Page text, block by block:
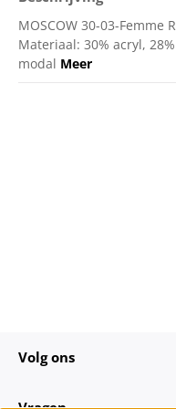
MOSCOW 30-03-Femme
Materiaal: 30% acryl,
modal Meer
Volg ons